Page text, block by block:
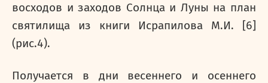
восходов и заходов Солнца и Луны на план
святилища из книги Исрапилова М.И. [6]
(рис.4).
Получается в дни весеннего и осеннего